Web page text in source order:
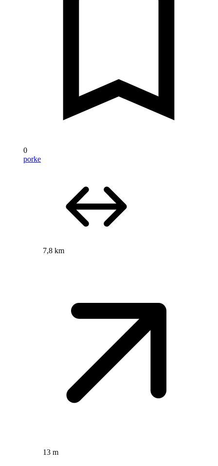
0
porke
7,8 km
13 m